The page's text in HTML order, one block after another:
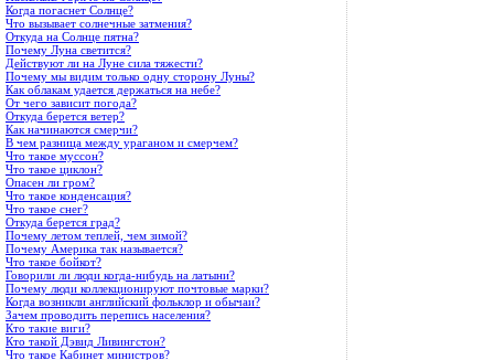
Когда погаснет Солнце?
Что вызывает солнечные затмения?
Откуда на Солнце пятна?
Почему Луна светится?
Действуют ли на Луне сила тяжести?
Почему мы видим только одну сторону Луны?
Как облакам удается держаться на небе?
От чего зависит погода?
Откуда берется ветер?
Как начинаются смерчи?
В чем разница между ураганом и смерчем?
Что такое муссон?
Что такое циклон?
Опасен ли гром?
Что такое конденсация?
Что такое снег?
Откуда берется град?
Почему летом теплей, чем зимой?
Почему Америка так называется?
Что такое бойкот?
Говорили ли люди когда-нибудь на латыни?
Почему люди коллекционируют почтовые марки?
Когда возникли английский фольклор и обычаи?
Зачем проводить перепись населения?
Кто такие виги?
Кто такой Дэвид Ливингстон?
Что такое Кабинет министров?